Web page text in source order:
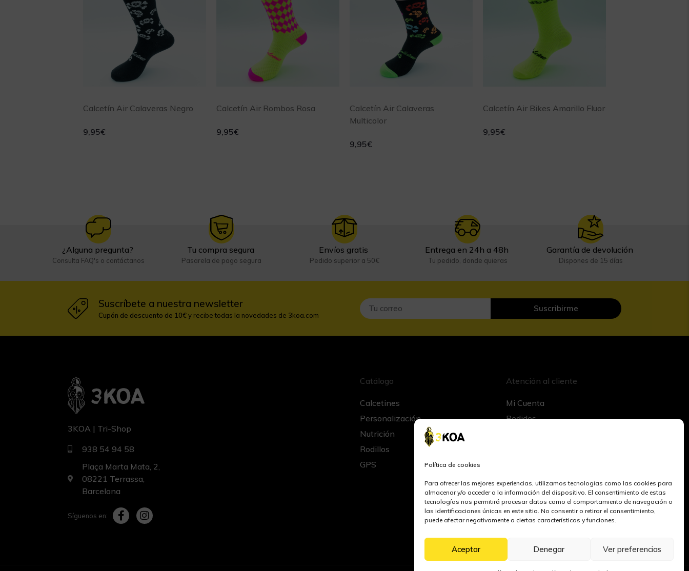
Política de cookies
Para ofrecer las mejores experiencias, utilizamos tecnologías como las cookies para
almacenar y/o acceder a la información del dispositivo. El consentimiento de estas
tecnologías nos permitirá procesar datos como el comportamiento de navegación o
las identificaciones únicas en este sitio. No consentir o retirar el consentimiento,
puede afectar negativamente a ciertas características y funciones.
Aceptar Denegar Ver preferencias
Calcetín Air Calaveras Negro
9,95€
Calcetín Air Rombos Rosa
9,95€
Calcetín Air Calaveras
Multicolor
9,95€
Calcetín Air Bikes Amarillo Fluor
9,95€
¿Alguna pregunta?
Consulta FAQ's o contáctanos
Tu compra segura
Pasarela de pago segura
Envíos gratis
Pedido superior a 50€
Entrega en 24h a 48h
Tu pedido, donde quieras
Garantía de devolución
Dispones de 15 días
Suscríbete a nuestra newsletter
Cupón de descuento de 10€y recibe todas la novedades de 3koa.com
Suscribirme
3KOA | Tri-Shop
938 54 94 58
Plaça Marta Mata, 2,
08221 Terrassa,
Barcelona
Síguenos en:
Catálogo
Calcetines
Personalización
Nutrición
Rodillos
GPS
Atención al cliente
Mi Cuenta
Pedidos
Contacto